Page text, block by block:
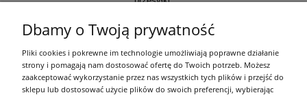
Informacje ogólne
Zakupy
Dbamy o Twoją prywatność
Pliki cookies i pokrewne im technologie umożliwiają poprawne działanie
strony i pomagają nam dostosować ofertę do Twoich potrzeb. Możesz
zaakceptować wykorzystanie przez nas wszystkich tych plików i przejść do
sklepu lub dostosować użycie plików do swoich preferencji, wybierając